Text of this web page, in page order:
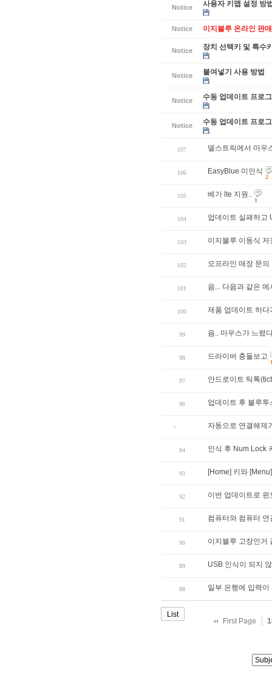
Notice 사용자 키맵 설정 방
Notice 이지블루 온라인 판
Notice 장치 선택키 및 특수
Notice 붙여넣기 사용 방법
Notice 수동 업데이트 프로
Notice 수동 업데이트 프로
107 델스트릭에서 마우
106 EasyBlue 미인식
2
105 베가 lte 지원..
1
104 업데이트 실패하고
103 이지블루 이동식
102 오프라인 매장 문의
101 음... 다음과 같은 메
100 제품 업데이트 하
99 음.. 마우스가 느렸
98 드라이버 충돌보고
1
97 안드로이트 틱톡
96 업데이트 후 블루
자동으로 연결해제
94 인식 후 Num Lock
93 [Home] 키와
92 이번 업데이트로
91 컴퓨터와 컴퓨터
90 이지블루 고장인거
89 USB 인식이 되지
88 일부 은행에 입력이
List
First Page